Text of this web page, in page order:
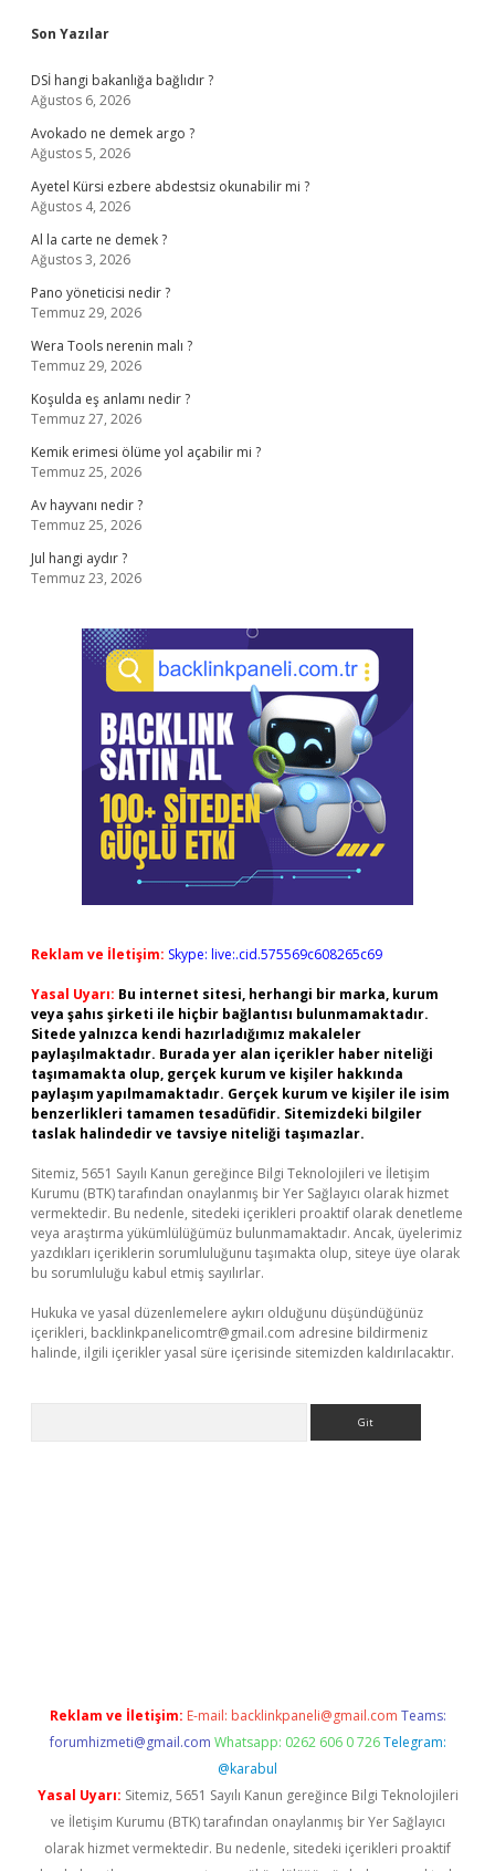
Sidebar
Son Yazılar
DSİ hangi bakanlığa bağlıdır ?
Ağustos 6, 2026
Avokado ne demek argo ?
Ağustos 5, 2026
Ayetel Kürsi ezbere abdestsiz okunabilir mi ?
Ağustos 4, 2026
Al la carte ne demek ?
Ağustos 3, 2026
Pano yöneticisi nedir ?
Temmuz 29, 2026
Wera Tools nerenin malı ?
Temmuz 29, 2026
Koşulda eş anlamı nedir ?
Temmuz 27, 2026
Kemik erimesi ölüme yol açabilir mi ?
Temmuz 25, 2026
Av hayvanı nedir ?
Temmuz 25, 2026
Jul hangi aydır ?
Temmuz 23, 2026
Reklam ve İletişim: Skype: live:.cid.575569c608265c69
Yasal Uyarı: Bu internet sitesi, herhangi bir marka, kurum
veya şahıs şirketi ile hiçbir bağlantısı bulunmamaktadır.
Sitede yalnızca kendi hazırladığımız makaleler
paylaşılmaktadır. Burada yer alan içerikler haber niteliği
taşımamakta olup, gerçek kurum ve kişiler hakkında
paylaşım yapılmamaktadır. Gerçek kurum ve kişiler ile isim
benzerlikleri tamamen tesadüfidir. Sitemizdeki bilgiler
taslak halindedir ve tavsiye niteliği taşımazlar.
Sitemiz, 5651 Sayılı Kanun gereğince Bilgi Teknolojileri ve İletişim
Kurumu (BTK) tarafından onaylanmış bir Yer Sağlayıcı olarak hizmet
vermektedir. Bu nedenle, sitedeki içerikleri proaktif olarak denetleme
veya araştırma yükümlülüğümüz bulunmamaktadır. Ancak, üyelerimiz
yazdıkları içeriklerin sorumluluğunu taşımakta olup, siteye üye olarak
bu sorumluluğu kabul etmiş sayılırlar.
Hukuka ve yasal düzenlemelere aykırı olduğunu düşündüğünüz
içerikleri, backlinkpanelicomtr@gmail.com adresine bildirmeniz
halinde, ilgili içerikler yasal süre içerisinde sitemizden kaldırılacaktır.
Reklam ve İletişim: E-mail: backlinkpaneli@gmail.com Teams:
forumhizmeti@gmail.com Whatsapp: 0262 606 0 726 Telegram:
@karabul
Yasal Uyarı: Sitemiz, 5651 Sayılı Kanun gereğince Bilgi Teknolojileri
ve İletişim Kurumu (BTK) tarafından onaylanmış bir Yer Sağlayıcı
olarak hizmet vermektedir. Bu nedenle, sitedeki içerikleri proaktif